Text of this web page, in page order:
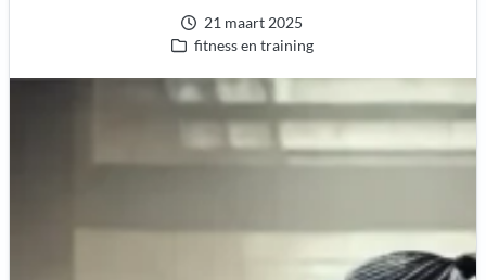
21 maart 2025
fitness en training